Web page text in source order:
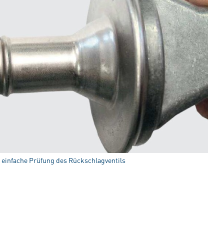
einfache Prüfung des Rückschlagventils